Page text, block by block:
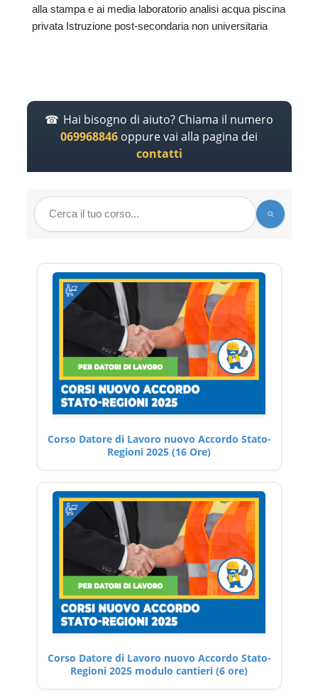
alla stampa e ai media laboratorio analisi acqua piscina
privata Istruzione post-secondaria non universitaria
Hai bisogno di aiuto? Chiama il numero
069968846 oppure vai alla pagina dei
contatti
Corso Datore di Lavoro nuovo Accordo Stato-
Regioni 2025 (16 Ore)
Corso Datore di Lavoro nuovo Accordo Stato-
Regioni 2025 modulo cantieri (6 ore)